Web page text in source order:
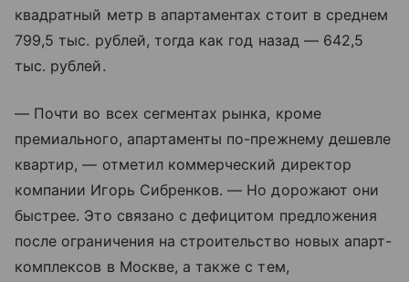
квадратный метр в апартаментах стоит в среднем
799,5 тыс. рублей, тогда как год назад — 642,5
тыс. рублей.
— Почти во всех сегментах рынка, кроме
премиального, апартаменты по-прежнему дешевле
квартир, — отметил коммерческий директор
компании Игорь Сибренков. — Но дорожают они
быстрее. Это связано с дефицитом предложения
после ограничения на строительство новых апарт-
комплексов в Москве, а также с тем,